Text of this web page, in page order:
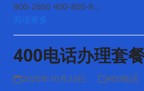
900-2660 400-800-8…
阅读更多
400电话办理套
2020年10月23日 400电话